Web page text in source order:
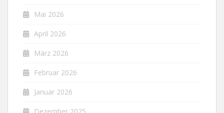
Mai 2026
April 2026
März 2026
Februar 2026
Januar 2026